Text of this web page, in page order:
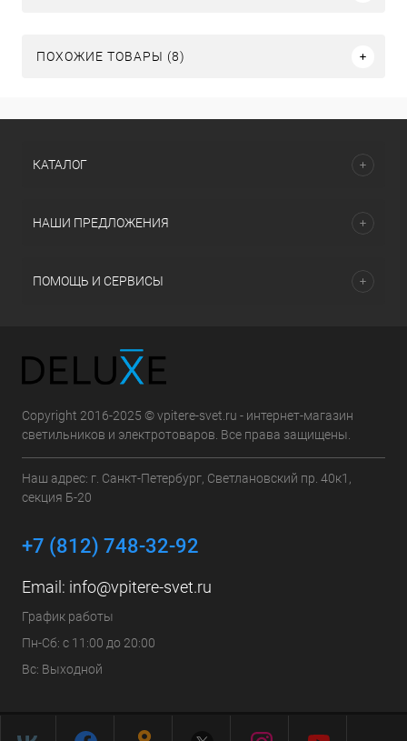
ПОХОЖИЕ ТОВАРЫ (8)
КАТАЛОГ
НАШИ ПРЕДЛОЖЕНИЯ
ПОМОЩЬ И СЕРВИСЫ
Copyright 2016-2025 © vpitere-svet.ru - интернет-магазин
светильников и электротоваров. Все права защищены.
Наш адрес: г. Санкт-Петербург, Светлановский пр. 40к1,
секция Б-20
+7 (812) 748-32-92
Email: info@vpitere-svet.ru
График работы
Пн-Сб: с 11:00 до 20:00
Вс: Выходной